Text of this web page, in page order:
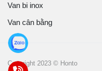
Van bi inox
Van cân bằng
Copyright 2023 © Honto